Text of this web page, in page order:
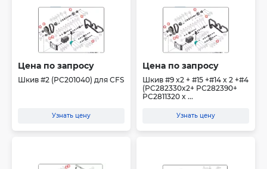
Цена по запросу
Шкив #2 (PC201040) для CFS
Узнать цену
Цена по запросу
Шкив #9 x2 + #15 +#14 x 2 +#4
(PC282330x2+ PC282390+
PC2811320 x ...
Узнать цену